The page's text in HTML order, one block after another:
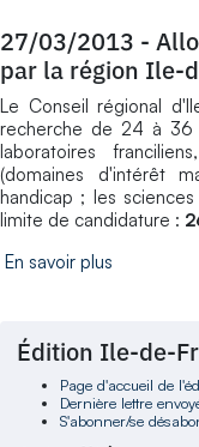
27/03/2013 -
par la région Ile-
Le Conseil régional
recherche de 24 à 36
laboratoires
(domaines d'intérêt
handicap ; les
limite de candidature :
En savoir plus
Édition Ile-de-
Page d'accueil de
Dernière lettre
S'abonner/se